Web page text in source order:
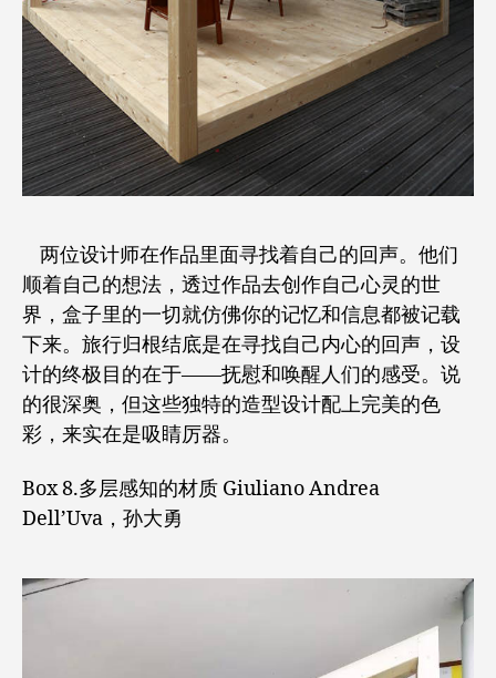
两位设计师在作品里面寻找着自己的回声。他们
顺着自己的想法，透过作品去创作自己心灵的世
界，盒子里的一切就仿佛你的记忆和信息都被记载
下来。旅行归根结底是在寻找自己内心的回声，设
计的终极目的在于——抚慰和唤醒人们的感受。说
的很深奥，但这些独特的造型设计配上完美的色
彩，来实在是吸睛厉器。
Box 8.多层感知的材质 Giuliano Andrea
Dell’Uva，孙大勇